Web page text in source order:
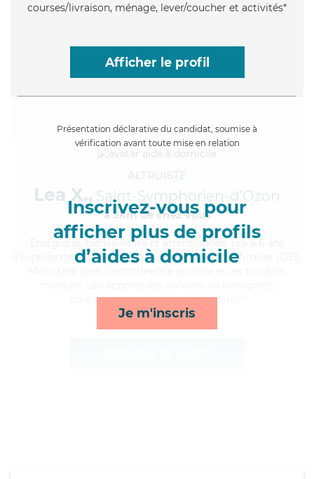
courses/livraison, ménage, lever/coucher et activités*
Afficher le profil
Présentation déclarative du candidat, soumise à
vérification avant toute mise en relation
Inscrivez-vous pour
afficher plus de profils
d’aides à domicile
Je m'inscris
ALTRUISTE
Lea X., Saint-Symphorien-d'Ozon
à 5km de chez Vous
, bienveillante et attentionnée, Lea a 6 ans
d'expérience et possède un diplôme d'Etat d'infirmier (DEI).
courses/livraison, repas et activités*